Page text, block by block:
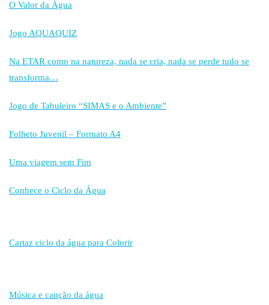
O Valor da Água
Jogo AQUAQUIZ
Na ETAR como na natureza, nada se cria, nada se perde tudo se
transforma…
Jogo de Tabuleiro “SIMAS e o Ambiente”
Folheto Juvenil – Formato A4
Uma viagem sem Fim
Conhece o Ciclo da Água
Cartaz ciclo da água para Colorir
Música e canção da água